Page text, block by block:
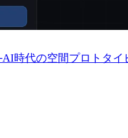
時代の空間プロトタ